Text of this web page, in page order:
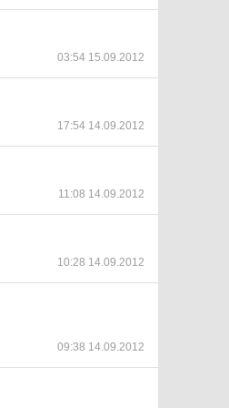
03:54 15.09.2012
17:54 14.09.2012
11:08 14.09.2012
10:28 14.09.2012
09:38 14.09.2012